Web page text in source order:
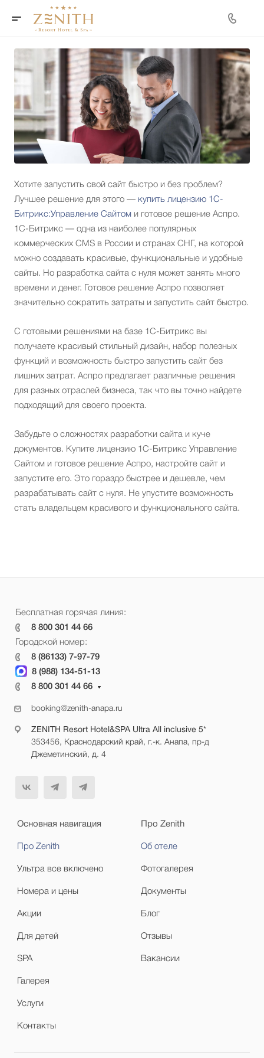
Хотите запустить свой сайт быстро и без проблем?
Лучшее решение для этого — купить лицензию 1С-
Битрикс:Управление Сайтом и готовое решение Аспро.
1С-Битрикс — одна из наиболее популярных
коммерческих CMS в России и странах СНГ, на которой
можно создавать красивые, функциональные и удобные
сайты. Но разработка сайта с нуля может занять много
времени и денег. Готовое решение Аспро позволяет
значительно сократить затраты и запустить сайт быстро.
С готовыми решениями на базе 1С-Битрикс вы
получаете красивый стильный дизайн, набор полезных
функций и возможность быстро запустить сайт без
лишних затрат. Аспро предлагает различные решения
для разных отраслей бизнеса, так что вы точно найдете
подходящий для своего проекта.
Забудьте о сложностях разработки сайта и куче
документов. Купите лицензию 1С-Битрикс Управление
Сайтом и готовое решение Аспро, настройте сайт и
запустите его. Это гораздо быстрее и дешевле, чем
разрабатывать сайт с нуля. Не упустите возможность
стать владельцем красивого и функционального сайта.
Бесплатная горячая линия:
8 800 301 44 66
Городской номер:
8 (86133) 7-97-79
8 (988) 134-51-13
8 800 301 44 66
booking@zenith-anapa.ru
ZENITH Resort Hotel&SPA Ultra All inclusive 5*
353456, Краснодарский край, г.-к. Анапа, пр-д
Джеметинский, д. 4
Основная навигация
Про Zenith
Ультра все включено
Номера и цены
Акции
Для детей
SPA
Галерея
Услуги
Контакты
Про Zenith
Об отеле
Фотогалерея
Документы
Блог
Отзывы
Вакансии